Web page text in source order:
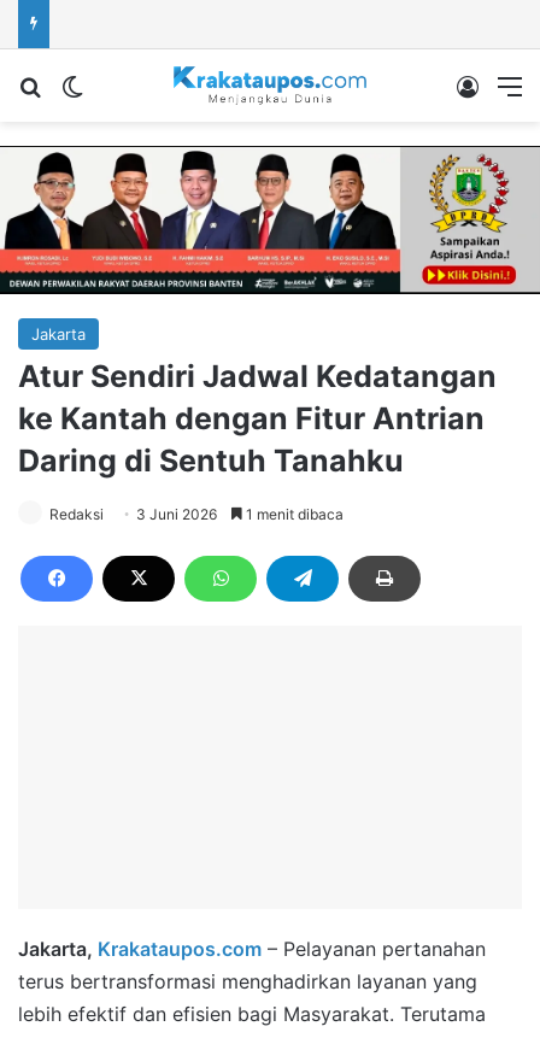
Cari berita...Switch skin Log In
Jakarta
Atur Sendiri Jadwal Kedatangan
ke Kantah dengan Fitur Antrian
Daring di Sentuh Tanahku
Redaksi 3 Juni 2026 1 menit dibaca
Jakarta, Krakataupos.com – Pelayanan pertanahan
terus bertransformasi menghadirkan layanan yang
lebih efektif dan efisien bagi Masyarakat. Terutama